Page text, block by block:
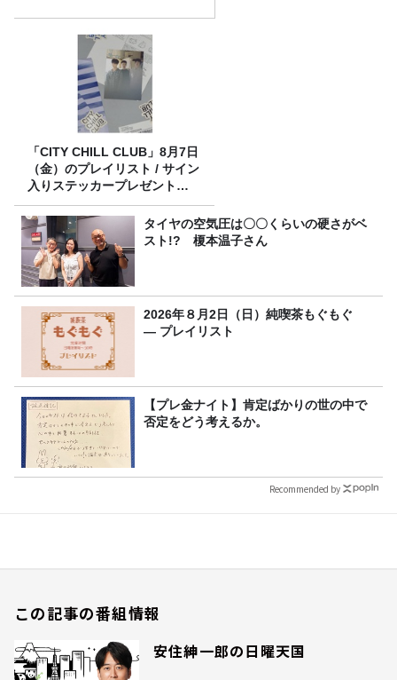
「CITY CHILL CLUB」8月7日
（金）のプレイリスト / サイン
入りステッカープレゼント有
り
タイヤの空気圧は〇〇くらいの硬さがベ
スト!? 榎本温子さん
2026年８月2日（日）純喫茶もぐもぐ
― プレイリスト
【プレ金ナイト】肯定ばかりの世の中で
否定をどう考えるか。
Recommended by
この記事の番組情報
安住紳一郎の日曜天国